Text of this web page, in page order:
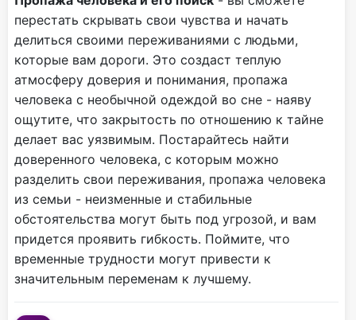
перестать скрывать свои чувства и начать
делиться своими переживаниями с людьми,
которые вам дороги. Это создаст теплую
атмосферу доверия и понимания, пропажа
человека с необычной одеждой во сне - наяву
ощутите, что закрытость по отношению к тайне
делает вас уязвимым. Постарайтесь найти
доверенного человека, с которым можно
разделить свои переживания, пропажа человека
из семьи - неизменные и стабильные
обстоятельства могут быть под угрозой, и вам
придется проявить гибкость. Поймите, что
временные трудности могут привести к
значительным переменам к лучшему.